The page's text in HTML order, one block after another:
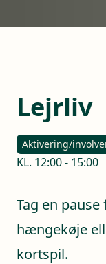
Lejrliv
Aktivering/
KL. 12:00- 15:00
Tag en
hængekøje
kortspil.